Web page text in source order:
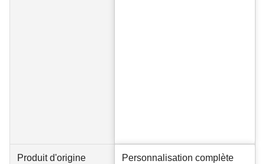
Produit d'origine Personnalisation complète